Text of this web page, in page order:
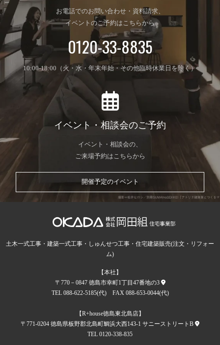
お電話でのお問い合わせ・資料請求、
イベントのご予約はこちらから
0120-33-8835
10:00-18:00（火・水・年末年始・その他臨時休業日を除く）
イベント・相談会のご予約
イベント・相談会の、
ご来場予約はこちらから
開催予定のイベント
土木一式工事・建築一式工事・しゅんせつ工事・住宅建築販売(注文・リフォー
ム)
【本社】
〒770－0847 徳島市幸町1丁目47番地の3
TEL 088-622-5185(代) FAX 088-653-0044(代)
【R+house徳島東北島店】
〒771-0204 徳島県板野郡北島町鯛浜大西143-1 サニーストリートB
TEL 0120-338-835